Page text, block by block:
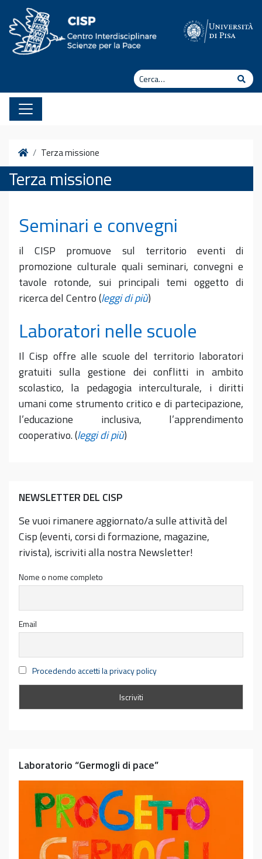
Vai al contenuto
Cerca
HomeTerza missione
Terza missione
Seminari e convegni
il CISP promuove sul territorio eventi di
promozione culturale quali seminari, convegni e
tavole rotonde, sui principali temi oggetto di
ricerca del Centro (leggi di più)
Laboratori nelle scuole
Il Cisp offre alle scuole del territorio laboratori
gratuiti sulla gestione dei conflitti in ambito
scolastico, la pedagogia interculturale, i diritti
umani come strumento critico e di partecipazione,
l’educazione inclusiva, l’apprendimento
cooperativo. (leggi di più)
NEWSLETTER DEL CISP
Se vuoi rimanere aggiornato/a sulle attività del
Cisp (eventi, corsi di formazione, magazine,
rivista), iscriviti alla nostra Newsletter!
Nome o nome completo
Email
Procedendo accetti la privacy policy
Laboratorio “Germogli di pace”